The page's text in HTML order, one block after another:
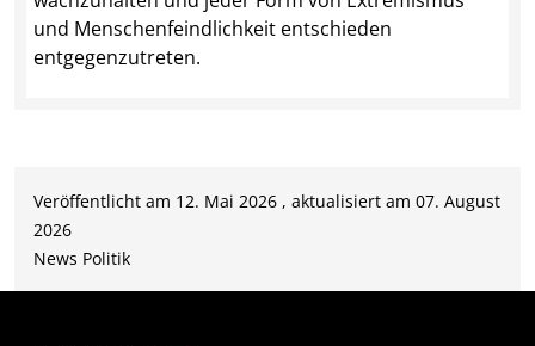
und Menschenfeindlichkeit entschieden
entgegenzutreten.
Veröffentlicht am 12. Mai 2026 , aktualisiert am 07. August
2026
News Politik